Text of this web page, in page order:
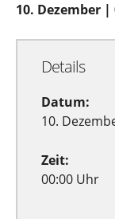
10. Dezember |
Details
Datum:
10.
Zeit:
00:00 Uhr